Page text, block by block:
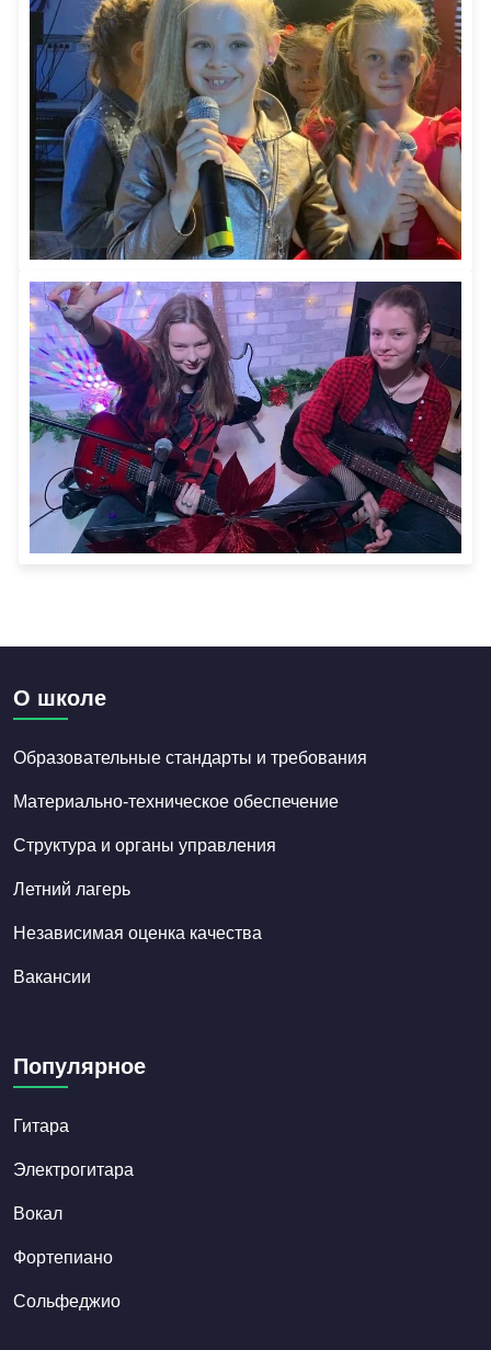
О школе
Образовательные стандарты и требования
Материально-техническое обеспечение
Структура и органы управления
Летний лагерь
Независимая оценка качества
Вакансии
Популярное
Гитара
Электрогитара
Вокал
Фортепиано
Сольфеджио